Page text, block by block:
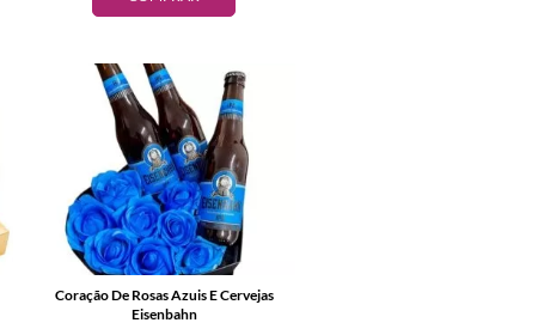
Coração De Rosas Azuis E Cervejas
Eisenbahn